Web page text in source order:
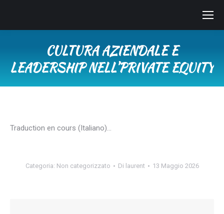
CULTURA AZIENDALE E
LEADERSHIP NELL’PRIVATE EQUITY
Traduction en cours (Italiano)…
Categoria: Non categorizzato Di laurent 13 Maggio 2026